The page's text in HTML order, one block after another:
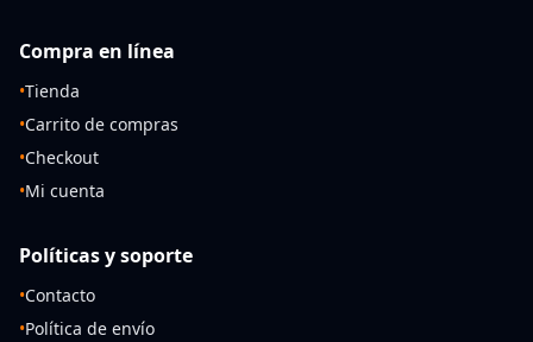
Compra en línea
•Tienda
•Carrito de compras
•Checkout
•Mi cuenta
Políticas y soporte
•Contacto
•Política de envío